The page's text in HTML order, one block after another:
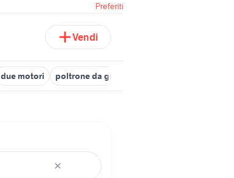
Preferiti
Vendi
due motori poltrone da giardino usate